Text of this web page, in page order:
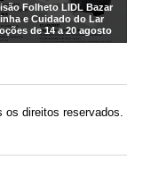
Folheto LIDL Bazar
e Cuidado do Lar
de 14 a 20 agosto
direitos reservados.